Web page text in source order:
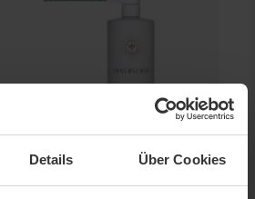
Details Über Cookies